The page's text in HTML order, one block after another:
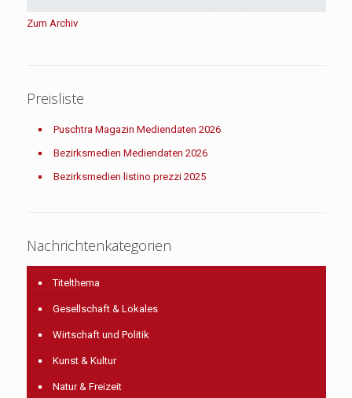
Zum Archiv
Preisliste
Puschtra Magazin Mediendaten 2026
Bezirksmedien Mediendaten 2026
Bezirksmedien listino prezzi 2025
Nachrichtenkategorien
Titelthema
Gesellschaft & Lokales
Wirtschaft und Politik
Kunst & Kultur
Natur & Freizeit